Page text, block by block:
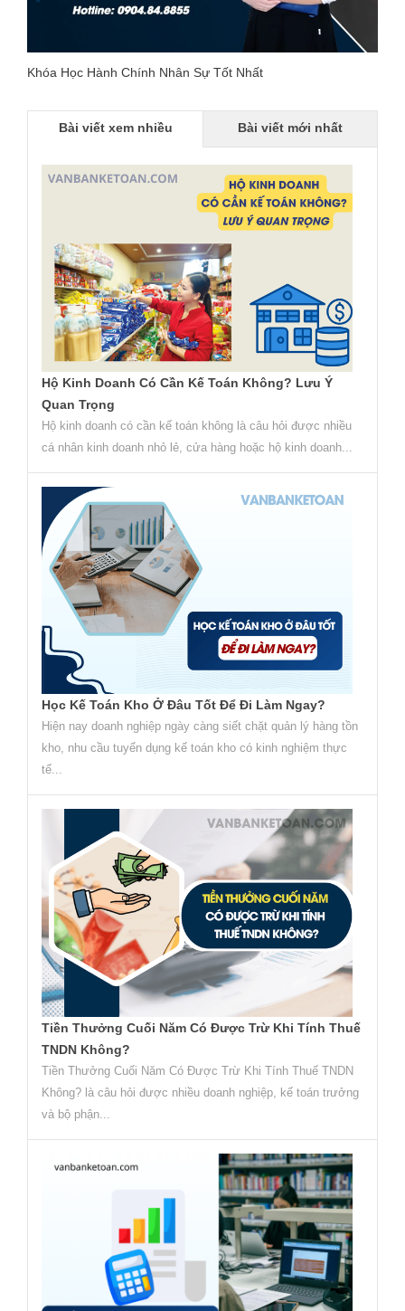
Khóa Học Hành Chính Nhân Sự Tốt Nhất
Bài viết xem nhiều Bài viết mới nhất
Hộ Kinh Doanh Có Cần Kế Toán Không? Lưu Ý
Quan Trọng
Hộ kinh doanh có cần kế toán không là câu hỏi được nhiều
cá nhân kinh doanh nhỏ lẻ, cửa hàng hoặc hộ kinh doanh...
Học Kế Toán Kho Ở Đâu Tốt Để Đi Làm Ngay?
Hiện nay doanh nghiệp ngày càng siết chặt quản lý hàng tồn
kho, nhu cầu tuyển dụng kế toán kho có kinh nghiệm thực
tế...
Tiền Thưởng Cuối Năm Có Được Trừ Khi Tính Thuế
TNDN Không?
Tiền Thưởng Cuối Năm Có Được Trừ Khi Tính Thuế TNDN
Không? là câu hỏi được nhiều doanh nghiệp, kế toán trưởng
và bộ phận...